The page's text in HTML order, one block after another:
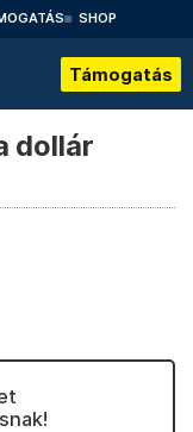
SHOP
Támogatás
dollár